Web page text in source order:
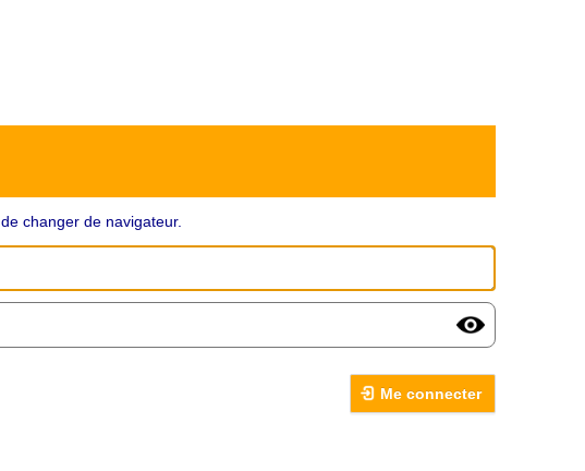
changer de navigateur.
Me connecter